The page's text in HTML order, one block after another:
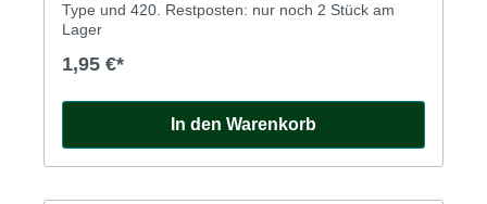
Type und 420. Restposten: nur noch 2 Stück am
Lager
1,95 €*
In den Warenkorb